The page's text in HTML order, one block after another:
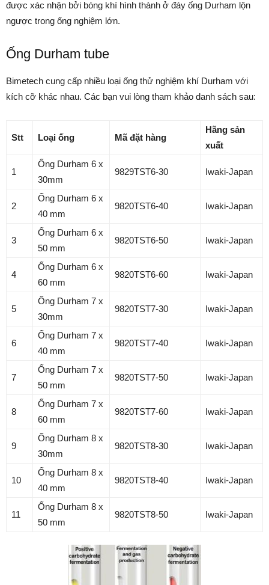
được xác nhận bởi bóng khí hình thành ở đáy ống Durham lộn
ngược trong ống nghiệm lớn.
Ống Durham tube
Bimetech cung cấp nhiều loại ống thử nghiệm khí Durham với
kích cỡ khác nhau. Các bạn vui lòng tham khảo danh sách sau:
Stt Loại ống Mã đặt hàng
Hãng sản
xuất
1
Ống Durham 6 x
30mm
9829TST6-30 Iwaki-Japan
2
Ống Durham 6 x
40 mm
9820TST6-40 Iwaki-Japan
3
Ống Durham 6 x
50 mm
9820TST6-50 Iwaki-Japan
4
Ống Durham 6 x
60 mm
9820TST6-60 Iwaki-Japan
5
Ống Durham 7 x
30mm
9820TST7-30 Iwaki-Japan
6
Ống Durham 7 x
40 mm
9820TST7-40 Iwaki-Japan
7
Ống Durham 7 x
50 mm
9820TST7-50 Iwaki-Japan
8
Ống Durham 7 x
60 mm
9820TST7-60 Iwaki-Japan
9
Ống Durham 8 x
30mm
9820TST8-30 Iwaki-Japan
10
Ống Durham 8 x
40 mm
9820TST8-40 Iwaki-Japan
11
Ống Durham 8 x
50 mm
9820TST8-50 Iwaki-Japan